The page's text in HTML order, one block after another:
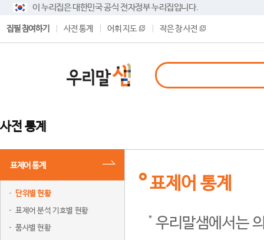
이 누리집은 대한민국 공식 전자정부 누리집입니다.
집필 참여하기 사전 통계 어휘 지도 작은 창 사전
사전 통계
표제어 통계
단위별 현황
표제어 분석 기호별 현황
품사별 현황
표제어 통계
우리말샘에서는